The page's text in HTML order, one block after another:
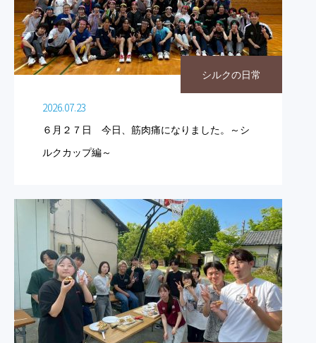
シルクの日常
2026.07.23
６月２７日 今日、筋肉痛になりました。～シ
ルクカップ編～